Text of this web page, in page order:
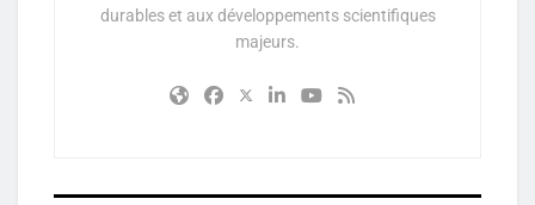
durables et aux développements scientifiques
majeurs.